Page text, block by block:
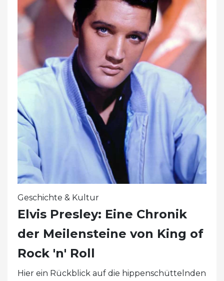
Geschichte & Kultur
Elvis Presley: Eine Chronik
der Meilensteine ​​von King of
Rock 'n' Roll
Hier ein Rückblick auf die hippenschüttelnden